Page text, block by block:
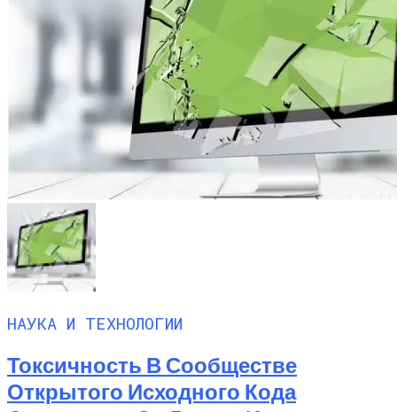
НАУКА И ТЕХНОЛОГИИ
Токсичность В Сообществе
Открытого Исходного Кода